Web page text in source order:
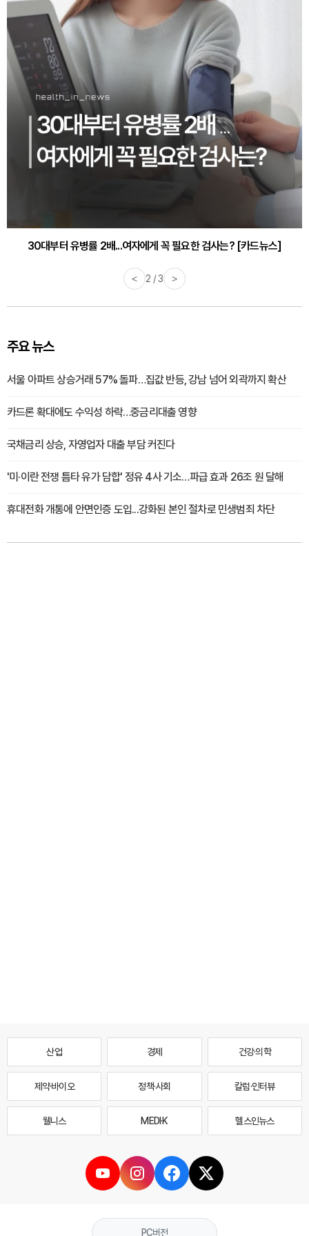
30대부터 유병률 2배...여자에게 꼭 필요한 검사는? [카드뉴스]
< 2 / 3 >
주요 뉴스
서울 아파트 상승거래 57% 돌파…집값 반등, 강남 넘어 외곽까지 확산
카드론 확대에도 수익성 하락…중금리대출 영향
국채금리 상승, 자영업자 대출 부담 커진다
'미·이란 전쟁 틈타 유가 담합' 정유 4사 기소…파급 효과 26조 원 달해
휴대전화 개통에 안면인증 도입...강화된 본인 절차로 민생범죄 차단
산업 경제 건강·의학
제약·바이오 정책·사회 칼럼·인터뷰
웰니스 MEDI·K 헬스인뉴스
PC버전